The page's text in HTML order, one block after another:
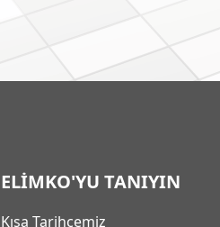
ELİMKO'YU TANIYIN
Kısa Tarihçemiz